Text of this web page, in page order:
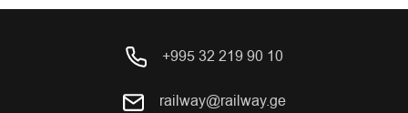
+995 32 219 90 10
railway@railway.ge